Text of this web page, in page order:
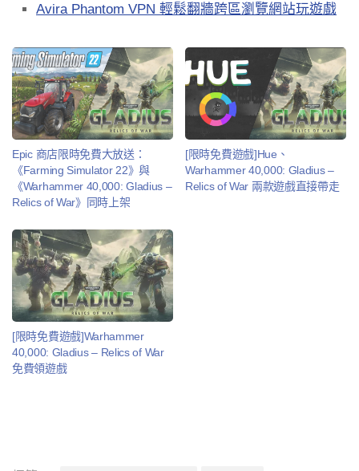
Avira Phantom VPN 輕鬆翻牆跨區瀏覽網站玩遊戲
Epic 商店限時免費大放送：
《Farming Simulator 22》與
《Warhammer 40,000: Gladius –
Relics of War》同時上架
[限時免費遊戲]Hue、
Warhammer 40,000: Gladius –
Relics of War 兩款遊戲直接帶走
[限時免費遊戲]Warhammer
40,000: Gladius – Relics of War
免費領遊戲